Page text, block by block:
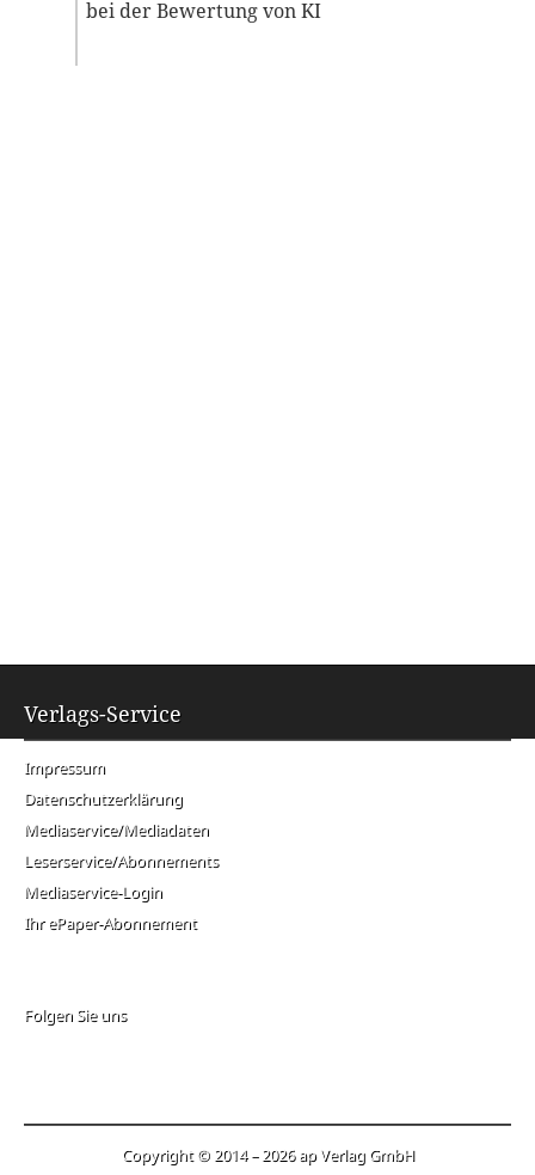
bei der Bewertung von KI
Verlags-Service
Impressum
Datenschutzerklärung
Mediaservice/Mediadaten
Leserservice/Abonnements
Mediaservice-Login
Ihr ePaper-Abonnement
Folgen Sie uns
Copyright © 2014 – 2026 ap Verlag GmbH